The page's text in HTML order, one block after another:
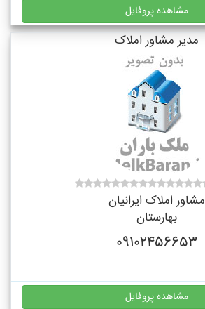
مشاهده پروفایل
مدیر مشاور املاک
مشاور املاک ایرانیان
بهارستان
09102456653
مشاهده پروفایل